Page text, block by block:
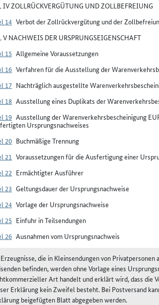
IV ZOLLRÜCKVERGÜTUNG UND ZOLLBEFREIUNG
14 Verbot der Zollrückvergütung und der
V NACHWEIS DER URSPRUNGSEIGENSCHAFT
15 Allgemeine Voraussetzungen
16 Verfahren für die Ausstellung der
17 Nachträglich ausgestellte
18 Ausstellung eines Duplikats der
19 Ausstellung der Warenverkehrsbescheinigung
Ursprungsnachweises
20 Buchmäßige Trennung
21 Voraussetzungen für die Ausfertigung einer
22 Ermächtigter Ausführer
23 Geltungsdauer der Ursprungsnachweise
24 Vorlage der Ursprungsnachweise
25 Einfuhr in Teilsendungen
26 Ausnahmen vom Ursprungsnachweis
die in Kleinsendungen von
befinden, werden ohne Vorlage eines
Art handelt und erklärt wird, dass die
Erklärung kein Zweifel besteht. Bei Postversand
beigefügten Blatt abgegeben werden.